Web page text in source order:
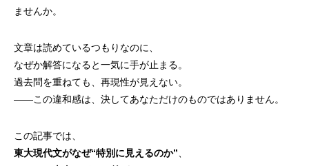
ませんか。
文章は読めているつもりなのに、
なぜか解答になると一気に手が止まる。
過去問を重ねても、再現性が見えない。
――この違和感は、決してあなただけのものではありません。
この記事では、
東大現代文がなぜ“特別に見えるのか”